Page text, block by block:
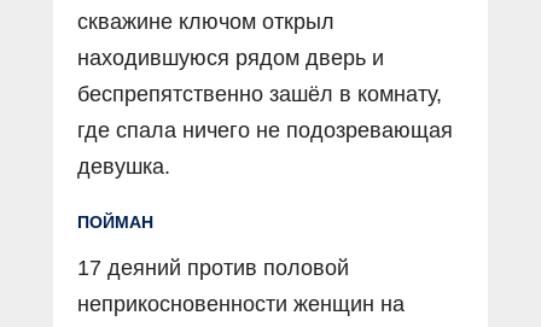
скважине ключом открыл
находившуюся рядом дверь и
беспрепятственно зашёл в комнату,
где спала ничего не подозревающая
девушка.
ПОЙМАН
17 деяний против половой
неприкосновенности женщин на